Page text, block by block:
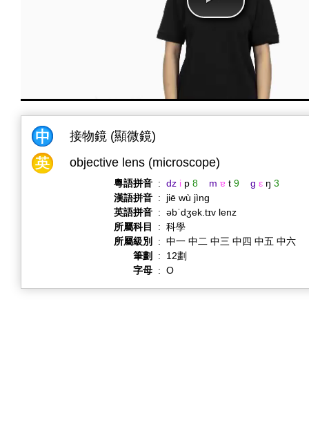
接物鏡 (顯微鏡)
objective lens (microscope)
粵語拼音 : dz i p 8 m ɐ t 9 g ε ŋ 3
漢語拼音 :
jiē wù jìng
英語拼音 : əbˈdʒek.tɪv lenz
所屬科目
: 科學
所屬級別
: 中一 中二 中三 中四 中五 中六
筆劃
:
12劃
字母 : O